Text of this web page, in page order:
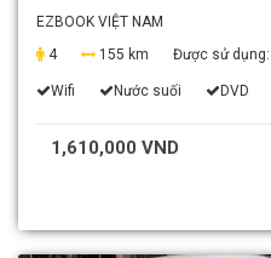
EZBOOK VIỆT NAM
4
155 km Được sử dụng:
Wifi Nước suối DVD
1,610,000 VND